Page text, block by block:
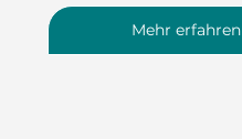
Mehr erfahren